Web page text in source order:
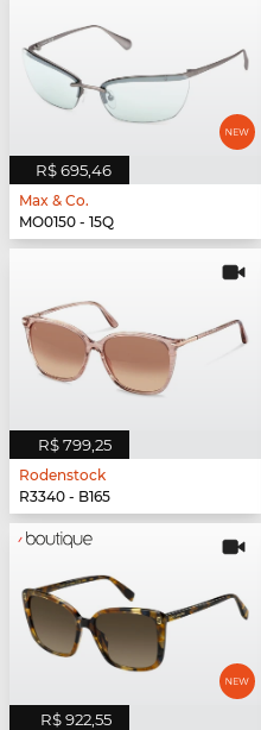
R$ 695,46
Max & Co.
MO0150 - 15Q
R$ 799,25
Rodenstock
R3340 - B165
R$ 922,55